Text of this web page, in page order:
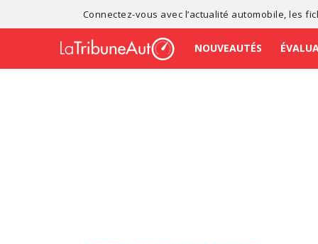
Connectez-vous avec l’actualité automobile , les
NOUVEAUTÉS